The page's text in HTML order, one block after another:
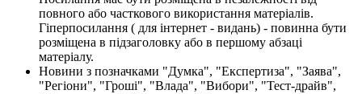
повного або часткового використання матеріалів.
Гіперпосилання ( для інтернет - видань) - повинна бути
розміщена в підзаголовку або в першому абзаці
матеріалу.
Новини з позначками "Думка", "Експертиза", "Заява",
"Регіони", "Гроші", "Влада", "Вибори", "Тест-драйв",